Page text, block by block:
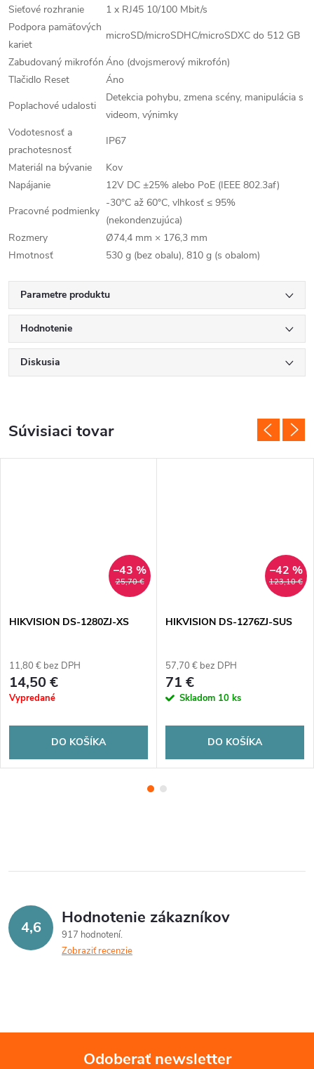
Sieťové rozhranie
1 x RJ45 10/100 Mbit/s
Podpora pamäťových
kariet
microSD/microSDHC/microSDXC do 512 GB
Zabudovaný mikrofón Áno (dvojsmerový mikrofón)
Tlačidlo Reset
Áno
Poplachové udalosti
Detekcia pohybu, zmena scény, manipulácia s
videom, výnimky
Vodotesnosť a
prachotesnosť
IP67
Materiál na bývanie
Kov
Napájanie
12V DC ±25% alebo PoE (IEEE 802.3af)
Pracovné podmienky
-30°C až 60°C, vlhkosť ≤ 95%
(nekondenzujúca)
Rozmery
Ø74,4 mm × 176,3 mm
Hmotnosť
530 g (bez obalu), 810 g (s obalom)
Parametre produktu
Hodnotenie
Diskusia
Súvisiaci tovar
25,70 €
–43 %
HIKVISION DS-1280ZJ-XS
11,80 € bez DPH
14,50 €
Vypredané
DO KOŠÍKA
123,10 €
–42 %
HIKVISION DS-1276ZJ-SUS
57,70 € bez DPH
71 €
Skladom 10 ks
DO KOŠÍKA
4,6 Hodnotenie zákazníkov
917 hodnotení
Zobraziť recenzie
Odoberať newsletter